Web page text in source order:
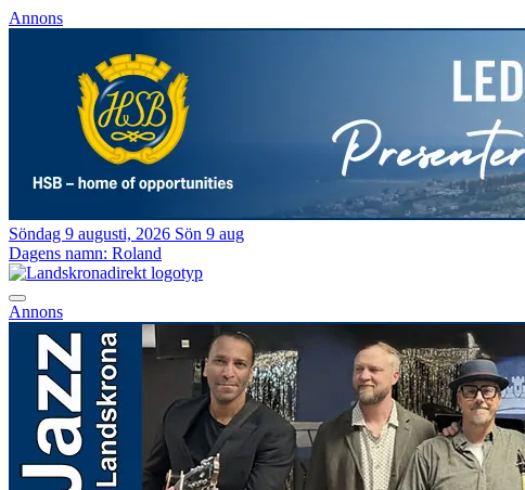
Annons
Söndag 9 augusti, 2026 Sön 9 aug
Dagens namn: Roland
Annons